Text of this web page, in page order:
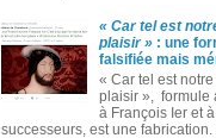
« Car tel est
plaisir »: une
falsifiée mais
« Car tel est notre
plaisir », formule
à François Ier et
successeurs, est une fabrication.